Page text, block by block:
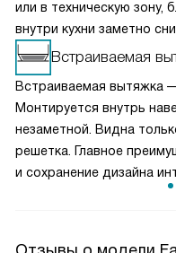
или в техническую зону,
внутри кухни заметно
высокая
запахов и пара. Такое
просторных кухонь и
с внешним мотором
и акустический комфорт.
Встраиваемая
Встраиваемая вытяжка
Монтируется внутрь
незаметной. Видна
решетка. Главное
и сохранение дизайна